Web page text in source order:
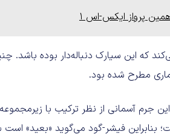
پرواز ایکس-اس ۱
که این سیارک دنباله‌دار بوده
جرم آسمانی از نظر ترکیب با
بنابراین فیشر-گود می‌گوید «بعید»